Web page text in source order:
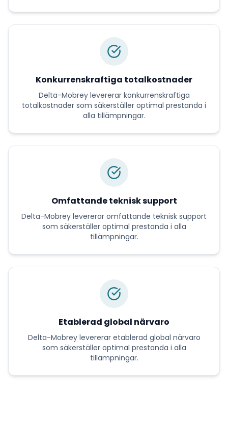
Konkurrenskraftiga totalkostnader
Delta-Mobreylevererar konkurrenskraftiga
totalkostnader som säkerställer optimal prestanda i
alla tillämpningar.
Omfattande teknisk support
Delta-Mobrey levererar omfattande teknisk support
som säkerställer optimal prestanda i alla
tillämpningar.
Etablerad global närvaro
Delta-Mobreylevererar etablerad global närvaro
som säkerställer optimal prestanda i alla
tillämpningar.